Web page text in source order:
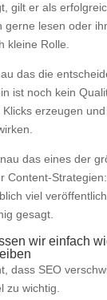
gilt er als
gerne lesen oder
kleine Rolle.
das die
ist noch kein
erzeugen
das eines der
Content-Strategien:
viel
gesagt.
wir einfach
dass SEO
zu wichtig.